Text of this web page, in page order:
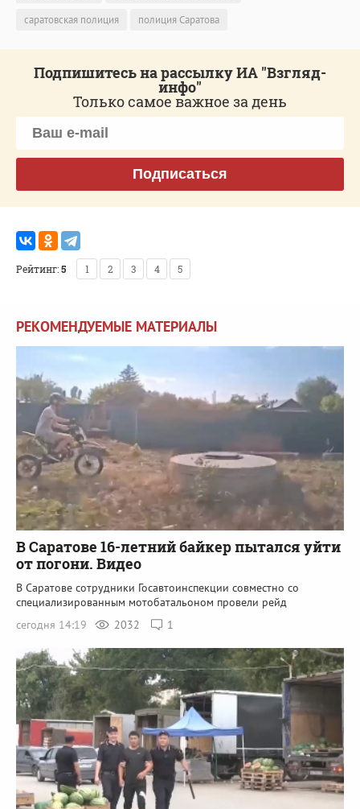
саратовская полиция
полиция Саратова
Подпишитесь на рассылку ИА "Взгляд-
инфо"
Только самое важное за день
Подписаться
Рейтинг:5 1 2 3 4 5
РЕКОМЕНДУЕМЫЕ МАТЕРИАЛЫ
В Саратове 16-летний байкер пытался уйти
от погони. Видео
В Саратове сотрудники Госавтоинспекции совместно со
специализированным мотобатальоном провели рейд
сегодня 14:19
2032 1